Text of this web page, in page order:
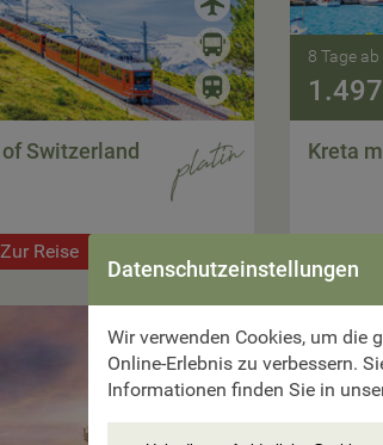
Switzerland
Zur Reise
8 Tage ab
Kreta

Datenschutzeinstellungen
Wir verwenden Cookies, um die
Online-Erlebnis zu verbessern.
Informationen finden Sie in